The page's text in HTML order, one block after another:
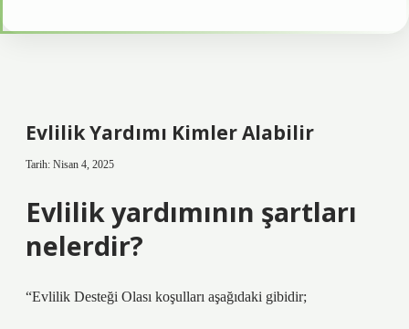
Evlilik Yardımı Kimler Alabilir
Tarih: Nisan 4, 2025
Evlilik yardımının şartları
nelerdir?
“Evlilik Desteği Olası koşulları aşağıdaki gibidir;